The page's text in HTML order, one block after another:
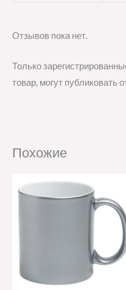
Отзывов пока нет.
Только
товар, могут публиковать
Похожие